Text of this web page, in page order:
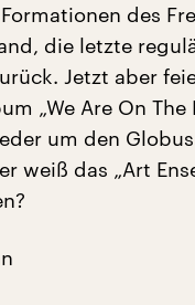
des
die letzte
Jetzt aber
„We Are On
um den
weiß das „Art